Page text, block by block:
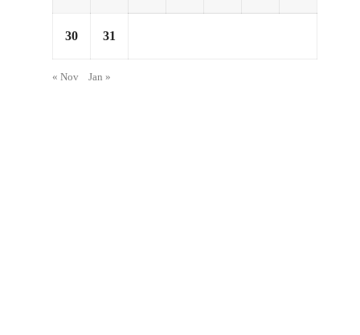
30 31
« Nov Jan »